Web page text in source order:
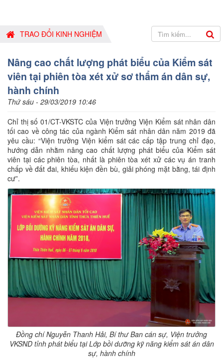
TRAO ĐỔI KINH NGHIỆM
Nâng cao chất lượng phát biểu của Kiểm sát
viên tại phiên tòa xét xử sơ thẩm án dân sự,
hành chính
Thứ sáu - 29/03/2019 10:46
Chỉ thị số 01/CT-VKSTC của Viện trưởng Viện Kiểm sát nhân dân
tối cao về công tác của ngành Kiểm sát nhân dân năm 2019 đã
yêu cầu: “Viện trưởng Viện kiểm sát các cấp tập trung chỉ đạo,
hướng dẫn nhằm nâng cao chất lượng phát biểu của Kiểm sát
viên tại các phiên tòa, nhất là phiên tòa xét xử các vụ án tranh
chấp về đất đai, khiếu kiện đền bù, giải phóng mặt bằng, tái định
cư”.
Đồng chí Nguyễn Thanh Hải, Bí thư Ban cán sự, Viện trưởng
VKSND tỉnh phát biểu tại Lớp bồi dưỡng kỹ năng kiểm sát án dân
sự, hành chính